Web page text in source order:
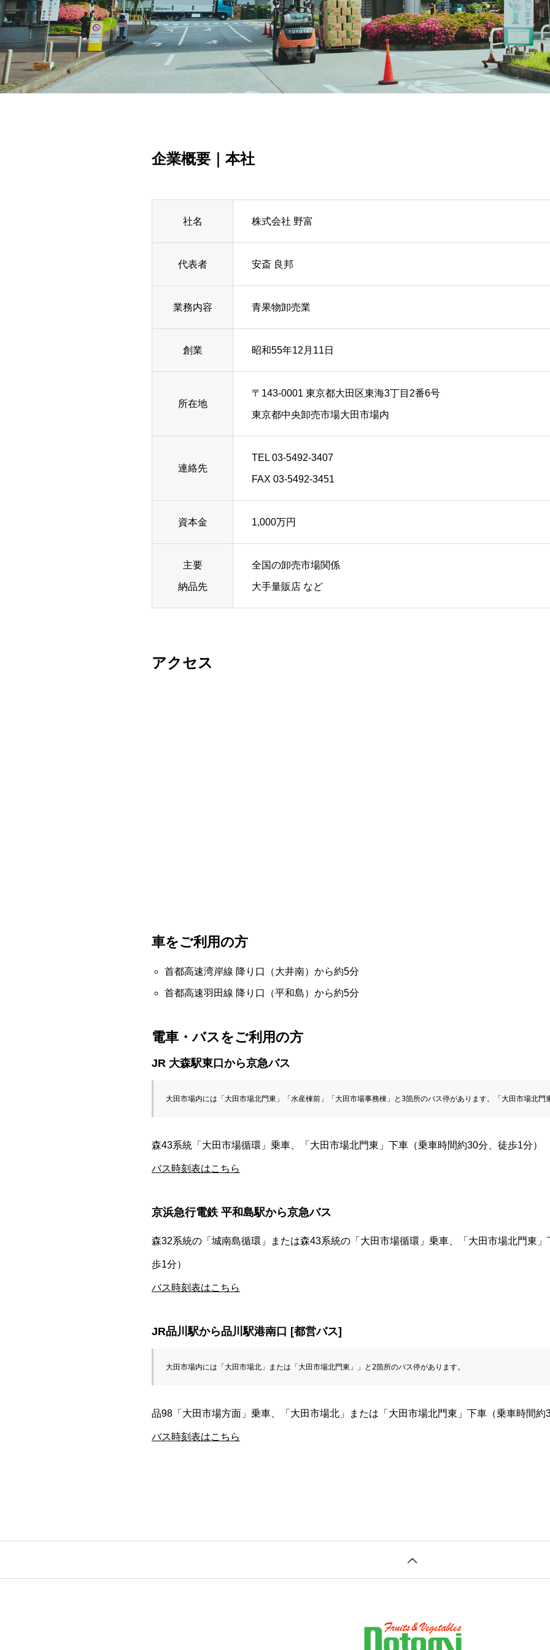
企業概要｜本社
社名 株式会社 野富
代表者 安斎 良邦
業務内容 青果物卸売業
創業 昭和55年12月11日
所在地
〒143-0001 東京都大田区東海3丁目2番6号
東京都中央卸売市場大田市場内
連絡先
TEL 03-5492-3407
FAX 03-5492-3451
資本金 1,000万円
主要
納品先
全国の卸売市場関係
大手量販店 など
アクセス
車をご利用の方
首都高速湾岸線 降り口（大井南）から約5分
首都高速羽田線 降り口（平和島）から約5分
電車・バスをご利用の方
JR 大森駅東口から京急バス
大田市場内には「大田市場北門東」「水産棟前」「大田市場事務棟」と3箇所のバス停があります。「大田市場北門
森43系統「大田市場循環」乗車、「大田市場北門東」下車（乗車時間約30分、徒歩1分）
バス時刻表はこちら
京浜急行電鉄 平和島駅から京急バス
森32系統の「城南島循環」または森43系統の「大田市場循環」乗車、「大田市場北門東
歩1分）
バス時刻表はこちら
JR品川駅から品川駅港南口 [都営バス]
大田市場内には「大田市場北」または「大田市場北門東」」と2箇所のバス停があります。
品98「大田市場方面」乗車、「大田市場北」または「大田市場北門東」下車（乗車時間約
バス時刻表はこちら